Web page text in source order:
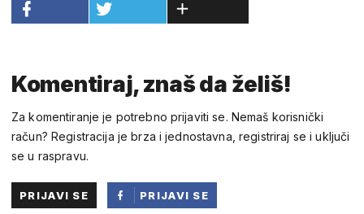
Komentiraj, znaš da želiš!
Za komentiranje je potrebno prijaviti se. Nemaš korisnički
račun? Registracija je brza i jednostavna, registriraj se i uključi
se u raspravu.
PRIJAVI SE
PRIJAVI SE